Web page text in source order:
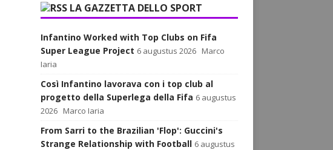
LA GAZZETTA DELLO SPORT
Infantino Worked with Top Clubs on Fifa
Super League Project 6 augustus 2026 Marco
Iaria
Così Infantino lavorava con i top club al
progetto della Superlega della Fifa 6 augustus
2026 Marco Iaria
From Sarri to the Brazilian 'Flop': Guccini's
Strange Relationship with Football 6 augustus